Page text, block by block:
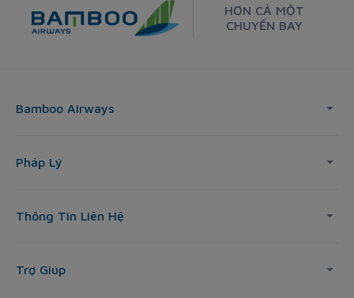
HƠN CẢ MỘT
CHUYẾN BAY
Bamboo Airways
Pháp Lý
Thông Tin Liên Hệ
Trợ Giúp